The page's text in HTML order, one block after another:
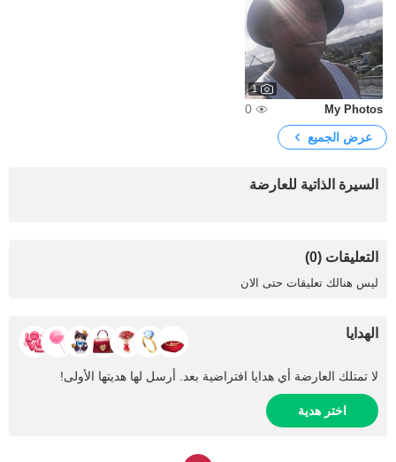
1
My Photos
0
عرض الجميع
السيرة الذاتية للعارضة
التعليقات (0)
ليس هنالك تعليقات حتى الان
الهدايا
لا تمتلك العارضة أي هدايا افتراضية بعد. أرسل لها هديتها الأولى!
اختر هدية